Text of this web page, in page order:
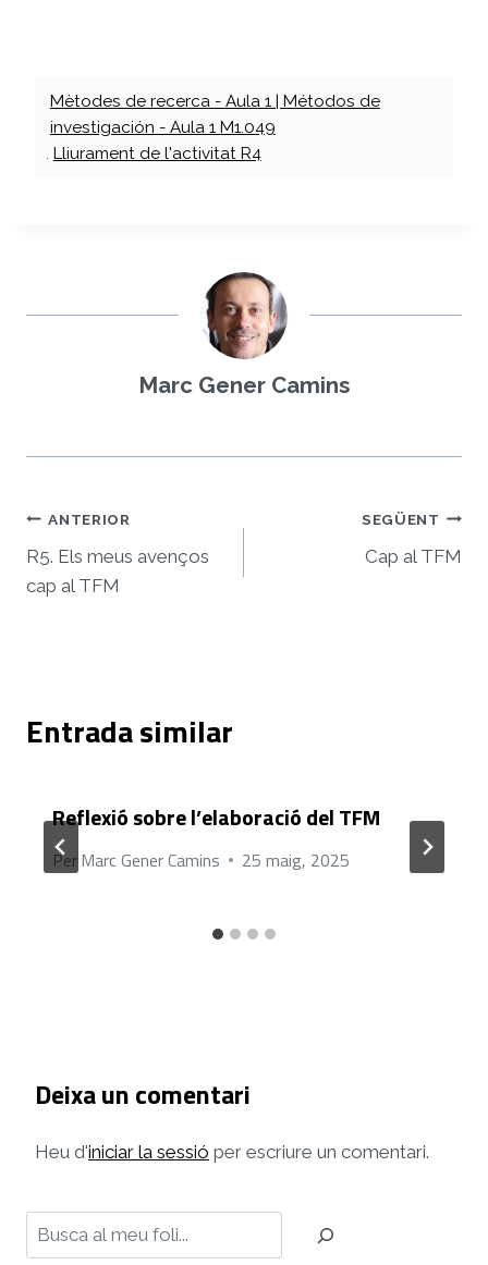
Mètodes de recerca - Aula 1 | Métodos de
investigación - Aula 1 M1.049
. Lliurament de l'activitat R4
Marc Gener Camins
Navegació
d'entrades
ANTERIOR
R5. Els meus avenços
cap al TFM
SEGÜENT
Cap al TFM
Entrada similar
Reflexió sobre l’elaboració del TFM
PerMarc Gener Camins 25 maig, 2025
Deixa un comentari
Heu d'iniciar la sessió per escriure un comentari.
Cerca